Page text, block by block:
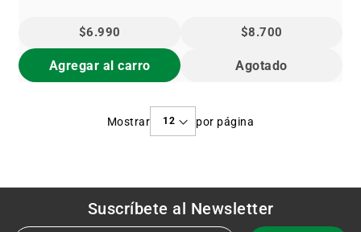
$6.990
Agregar al carro
$8.700
Agotado
Mostrar por página
Suscríbete al Newsletter